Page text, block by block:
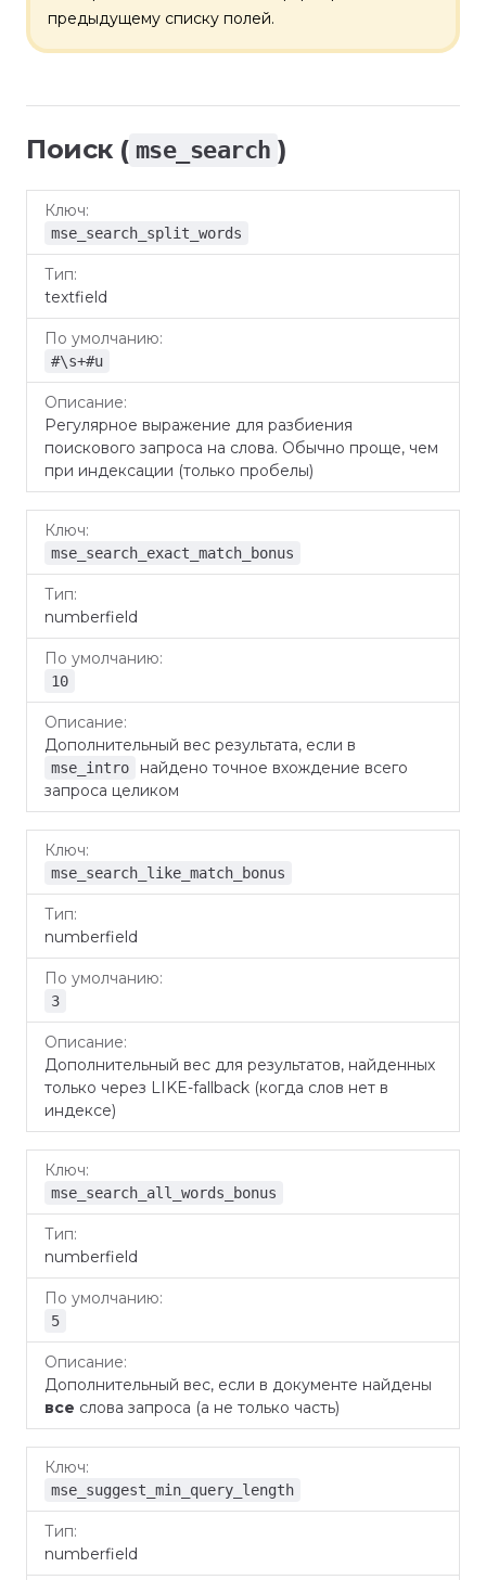
предыдущему списку полей.
Поиск ( mse_search )
Ключ
умолчанию
mse_search_split_words
textfield
#\s+#u
Регулярное выражение для разбиения
поискового запроса на слова. Обычно проще, чем
при индексации (только пробелы)
mse_search_exact_match_bonus
numberfield
10
Дополнительный вес результата, если в
mse_intro
найдено точное вхождение всего
запроса целиком
mse_search_like_match_bonus
numberfield
3
Дополнительный вес для результатов, найденных
только через LIKE-fallback (когда слов нет в
индексе)
mse_search_all_words_bonus
numberfield
5
Дополнительный вес, если в документе найдены
все слова запроса (а не только часть)
mse_suggest_min_query_length
numberfield